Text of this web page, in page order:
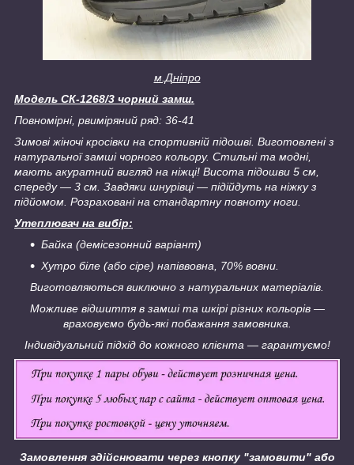
м.Дніпро
Модель СК-1268/3 чорний замш.
Повномірні, рвиміряний ряд: 36-41
Зимові жіночі кросівки на спортивній підошві. Виготовлені з
натуральної замші чорного кольору. Стильні та модні,
мають акуратний вигляд на ніжці! Висота підошви 5 см,
спереду — 3 см. Завдяки шнурівці — підійдуть на ніжку з
підйомом. Розраховані на стандартну повноту ноги.
Утеплювач на вибір:
Байка (демісезонний варіант)
Хутро біле (або сіре) напіввовна, 70% вовни.
Виготовляються виключно з натуральних матеріалів.
Можливе відшиття в замші та шкірі різних кольорів —
враховуємо будь-які побажання замовника.
Індивідуальний підхід до кожного клієнта — гарантуємо!
Замовлення здійснювати через кнопку "замовити" або